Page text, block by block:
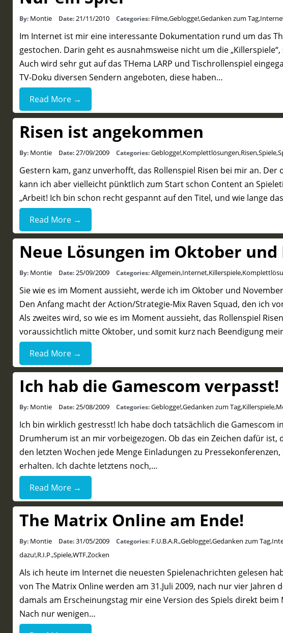
By: Montie Date:21/11/2010 Categories: Filme,Geblogge!,Gedanken zum Tag,
Im Internet ist mir eine interessante Dokumentation rund um das
gestochen. Darin geht es ausnahmsweise nicht um die
Auch wird sehr gut auf das THema LARP und Tischrollenspiel
TV-Doku diversen Sendern angeboten, diese haben…
Read More →
Risen ist angekommen
By: Montie Date:27/09/2009 Categories:Geblogge!,Komplettlösungen,Risen,Spiele,
Gestern kam, ganz unverhofft, das Rollenspiel Risen bei mir an. Der
kann ich aber vielleicht pünktlich zum Start schon Content an
„Arbeit! Ich bin schon recht gespannt auf den Titel, und wie lange
Read More →
Neue Lösungen im Oktober
By: Montie Date:25/09/2009 Categories:Allgemein,Internet,Killerspiele,
Sie wie es im Moment aussieht, werde ich im Oktober und
Den Anfang macht der Action/Strategie-Mix Raven Squad, den ich
Als zweites wird, so wie es im Moment aussieht, das Rollenspiel
voraussichtlich mitte Oktober, und somit kurz nach Beendigung
Read More →
Ich hab die Gamescom verpasst!
By: Montie Date:25/08/2009 Categories:Geblogge!,Gedanken zum Tag,Killerspiele,
Ich bin wirklich gestresst! Ich habe doch tatsächlich die Gamescom
Drumherum ist an mir vorbeigezogen. Ob das ein Zeichen dafür
den letzten Wochen jede Menge Einladungen zu
erhalten. Ich dachte letztens noch,…
Read More →
The Matrix Online am Ende!
By: Montie Date:31/05/2009 Categories: F.U.B.A.R.,Geblogge!,Gedanken zum Tag,
dazu!,R.I.P.,Spiele,WTF,Zocken
Als ich heute im Internet die neuesten Spielenachrichten gelesen
von The Matrix Online werden am 31.Juli 2009, nach nur vier
damals am Erscheinungstag mir eine Version des Spiels direkt
Nach nur wenigen…